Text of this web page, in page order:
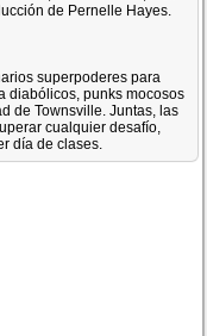
de Pernelle Hayes.
superpoderes para
diabólicos, punks mocosos
de Townsville. Juntas, las
cualquier desafío,
día de clases.